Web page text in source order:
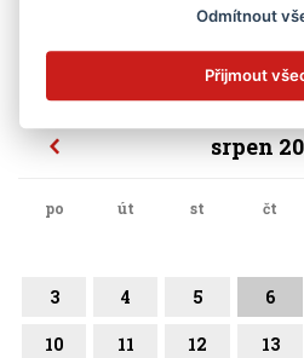
srpen
po út st čt
3 4 5 6
10 11 12 13
Odmítnout
Přijmout